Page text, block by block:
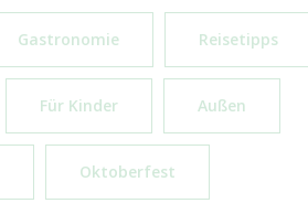
Gastronomie Reisetipps
Für Kinder Außen
Oktoberfest